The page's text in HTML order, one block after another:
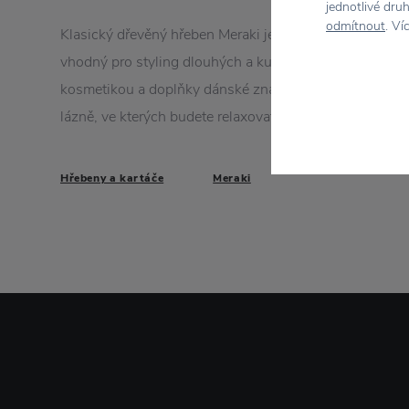
Klasický dřevěný hřeben Meraki je vyrobený z
vhodný pro styling dlouhých a kudrnatých vlasů.
kosmetikou a doplňky dánské značky Meraki a
lázně, ve kterých budete relaxovat.
Hřebeny a kartáče Meraki
jednotlivé
odmítnout.